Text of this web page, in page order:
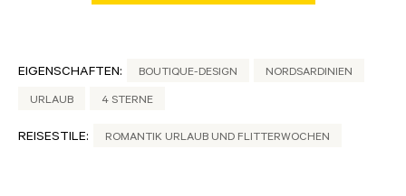
EIGENSCHAFTEN: BOUTIQUE-DESIGN NORDSARDINIEN
URLAUB 4 STERNE
REISESTILE: ROMANTIK URLAUB UND FLITTERWOCHEN